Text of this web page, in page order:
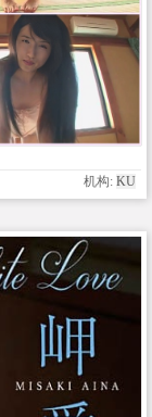
机构: KU